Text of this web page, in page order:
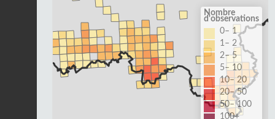
Nombre
d'observations
0– 1
1– 2
2– 5
5– 10
10– 20
20– 50
50– 100
100+